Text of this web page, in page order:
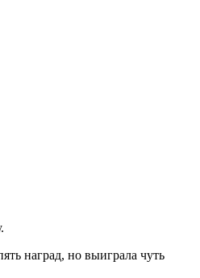
наград, но выиграла чуть